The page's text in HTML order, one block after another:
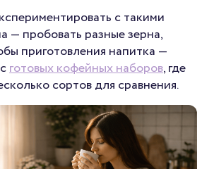
с такими
— пробовать разные зерна,
приготовления напитка —
готовых кофейных наборов, где
сортов для сравнения.